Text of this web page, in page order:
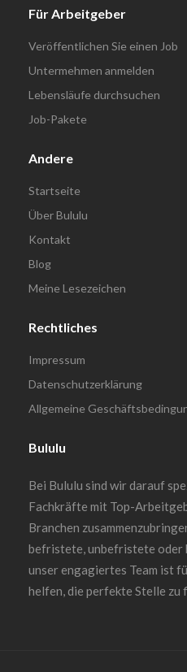
Für Arbeitgeber
Veröffentlichen Sie einen Job
Untermehmen anmelden
Lebensläufe durchsuchen
Job-Pakete
Andere
Startseite
Über Bululu
Kontakt
Blog
Meine Lesezeichen
Rechtliches
Impressum
Datenschutzerklärung
Allgemeine
Bululu
Bei Bululu sind wir darauf
Fachkräfte mit Top-
Branchen
befristete, unbefristete oder
unser engagiertes Team ist
helfen, die perfekte Stelle zu